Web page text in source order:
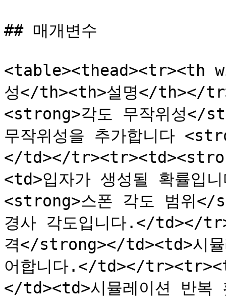
## 매개변수
<table><thead><tr><th
성</th><th>설명</th></
<strong>각도 무작위성</
무작위성을 추가합니다
</td></
<td>입자가 생성될 확률
<strong>스폰 각도 범위</
경사 각도입니다.</td></
격</strong></td><td>시뮬
어합니다.</td></
</td><td>시뮬레이션 반